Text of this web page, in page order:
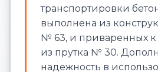
транспортировки
выполнена из
№ 63, и приваренных к
из прутка № 30.
надежность в